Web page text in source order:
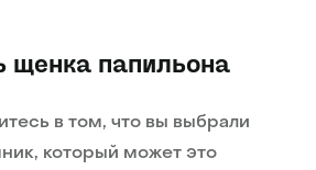
щенка папильона
в том, что вы выбрали
который может это